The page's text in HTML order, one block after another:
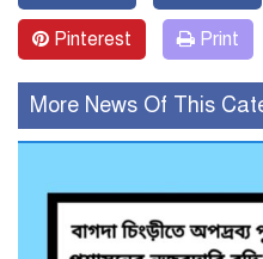
Pinterest Print
More News Of This